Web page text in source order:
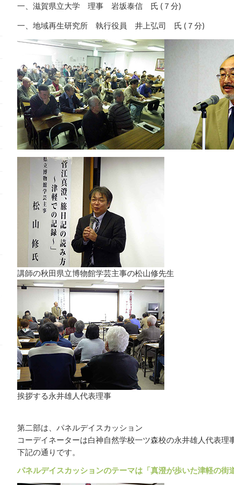
一、滋賀県立大学 理事 岩坂泰信 氏 (７分)
一、地域再生研究所 執行役員 井上弘司 氏 (７分)
講師の秋田県立博物館学芸主事の松山修先生
挨拶する永井雄人代表理事
第二部は、パネルデイスカッション
コーデイネーターは白神自然学校一ツ森校の永井雄人代表理
下記の通りです。
パネルデイスカッションのテーマは「真澄が歩いた津軽の街